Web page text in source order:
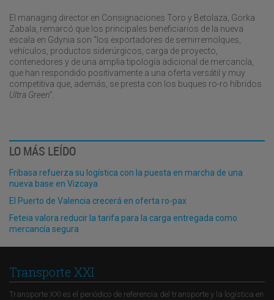
El managing director en Consignaciones Toro y Betolaza, Gorka
Zabala, remarcó que los principales beneficiarios de la nueva
escala en Gdynia son “los exportadores de semirremolques,
vehículos, productos siderúrgicos, carga de proyecto,
contenedores y de una amplia tipología adicional de mercancía,
que han respondido positivamente a una oferta versátil y muy
competitiva que, además, se presta con los buques ro-ro híbridos
Ultra Green”.
LO MÁS LEÍDO
Fribasa refuerza su logística con la puesta en marcha de una
nueva base en Vizcaya
El Puerto de Valencia crecerá en oferta ro-pax
Feteia valora reducir la tarifa para la carga entregada como
mercancía segura
Transporte XXI
Transporte XXI es el periódico de referencia del transporte y la logística en